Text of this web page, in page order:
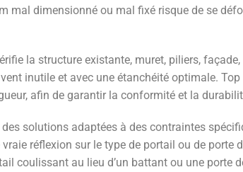
mal dimensionné ou mal fixé risque de se
la structure existante, muret, piliers,
inutile et avec une étanchéité optimale.
afin de garantir la conformité et la
solutions adaptées à des contraintes
réflexion sur le type de portail ou de porte
coulissant au lieu d’un battant ou une porte